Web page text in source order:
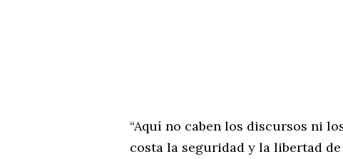
“Aquí no caben los discursos ni
costa la seguridad y la libertad